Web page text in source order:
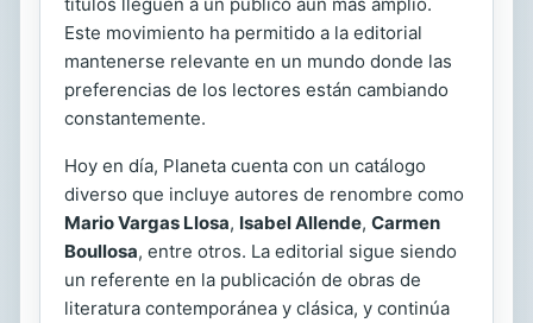
Este movimiento ha permitido a la editorial
mantenerse relevante en un mundo donde las
preferencias de los lectores están cambiando
constantemente.
Hoy en día, Planeta cuenta con un catálogo
diverso que incluye autores de renombre como
Mario Vargas Llosa, Isabel Allende, Carmen
Boullosa, entre otros. La editorial sigue siendo
un referente en la publicación de obras de
literatura contemporánea y clásica, y continúa